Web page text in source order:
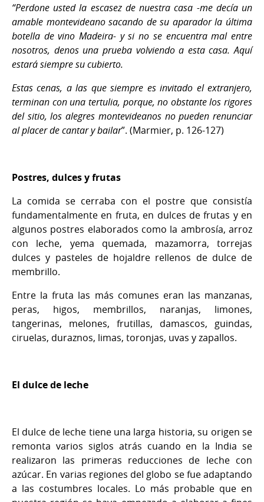
“Perdone usted la escasez de nuestra casa -me decía un
amable montevideano sacando de su aparador la última
botella de vino Madeira- y si no se encuentra mal entre
nosotros, denos una prueba volviendo a esta casa. Aquí
estará siempre su cubierto.
Estas cenas, a las que siempre es invitado el extranjero,
terminan con una tertulia, porque, no obstante los rigores
del sitio, los alegres montevideanos no pueden renunciar
al placer de cantar y bailar”. (Marmier, p. 126-127)
Postres, dulces y frutas
La comida se cerraba con el postre que consistía
fundamentalmente en fruta, en dulces de frutas y en
algunos postres elaborados como la ambrosía, arroz
con leche, yema quemada, mazamorra, torrejas
dulces y pasteles de hojaldre rellenos de dulce de
membrillo.
Entre la fruta las más comunes eran las manzanas,
peras, higos, membrillos, naranjas, limones,
tangerinas, melones, frutillas, damascos, guindas,
ciruelas, duraznos, limas, toronjas, uvas y zapallos.
El dulce de leche
El dulce de leche tiene una larga historia, su origen se
remonta varios siglos atrás cuando en la India se
realizaron las primeras reducciones de leche con
azúcar. En varias regiones del globo se fue adaptando
a las costumbres locales. Lo más probable que en